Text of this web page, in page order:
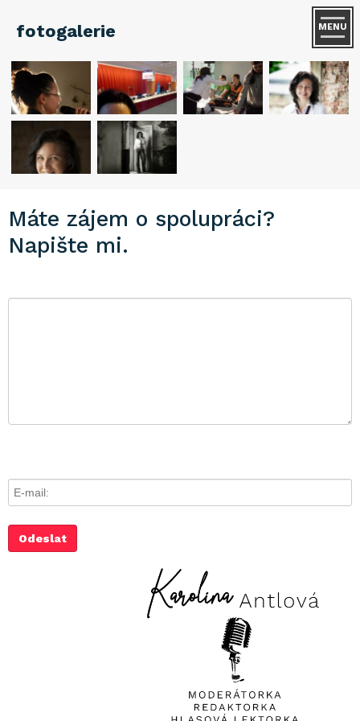
MENU
fotogalerie
Máte zájem o spolupráci?
Napište mi.
E-mail:
Last name:
Odeslat